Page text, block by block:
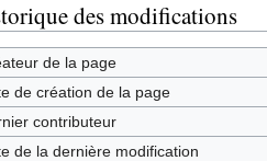
des modifications
de la page
de création de la page
contributeur
de la dernière modification